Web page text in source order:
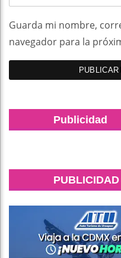
Guarda mi nombre,
navegador para la
Publicidad
PUBLICIDAD